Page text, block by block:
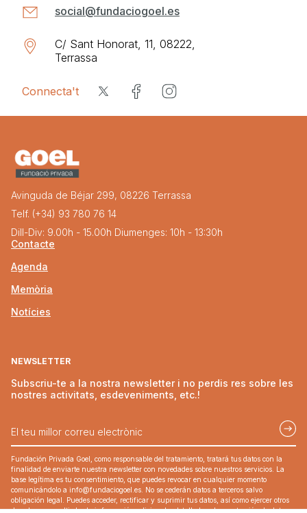
social@fundaciogoel.es
C/ Sant Honorat, 11, 08222,
Terrassa
Connecta't
Avinguda de Béjar 299, 08226 Terrassa
Telf. (+34) 93 780 76 14
Dill-Div: 9.00h - 15.00h Diumenges: 10h - 13:30h
Contacte
Agenda
Memòria
Notícies
NEWSLETTER
Subscriu-te a la nostra newsletter i no perdis res sobre les
nostres activitats, esdeveniments, etc.!
Fundación Privada Goel, como responsable del tratamiento, tratará tus datos con la
finalidad de enviarte nuestra newsletter con novedades sobre nuestros servicios. La
base legítima es tu consentimiento, que puedes revocar en cualquier momento
comunicándolo a info@fundaciogoel.es . No se cederán datos a terceros salvo
obligación legal. Puedes acceder, rectificar y suprimir tus datos, así como ejercer otros
derechos, consulti elso la información adicional y detallada sobre protección de datos